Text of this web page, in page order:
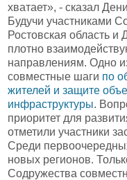
хватает», - сказал
Будучи участниками
Ростовская область
плотно
направлениям. Одно
совместные шаги по
жителей и защите
инфраструктуры.
приоритет для
отметили участники
Среди
новых регионов.
Содружества